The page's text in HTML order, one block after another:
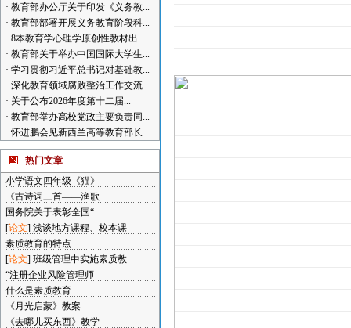
· 教育部办公厅关于印发《义务教...
· 教育部部署开展义务教育阶段科...
· 8本教育学心理学原创性教材出...
· 教育部关于举办中国国际大学生...
· 学习贯彻习近平总书记对基础教...
· 深化教育领域腐败整治工作交流...
· 关于公布2026年度第十二届...
· 教育部举办高校党政主要负责同...
· 怀进鹏会见新西兰高等教育部长...
热门文章
小学语文四年级《猫》
《古诗词三首——渔歌
国务院关于表彰全国“
[论文] 浅谈地方课程、校本课
素质教育的特点
[论文] 班级管理中实施素质教
“注册企业风险管理师
什么是素质教育
《月光启蒙》教案
《去哪儿买东西》教学